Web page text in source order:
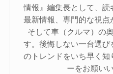
情報』編集長として、
最新情報、専門的な視点
そして車（クルマ）の
す。後悔しない一台選
のトレンドをいち早く
ーをお願い